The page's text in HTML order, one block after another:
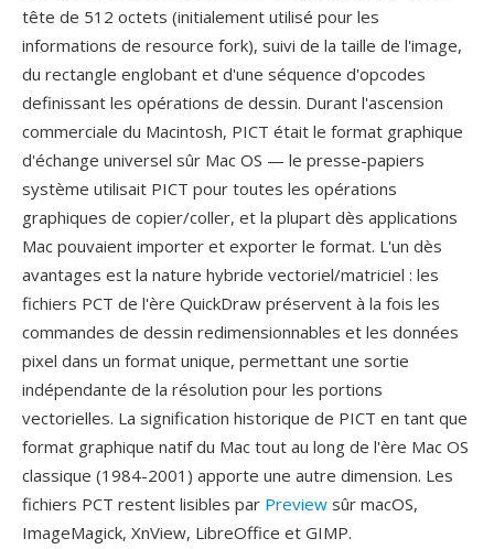
tête de 512 octets (initialement utilisé pour les
informations de resource fork), suivi de la taille de l'image,
du rectangle englobant et d'une séquence d'opcodes
definissant les opérations de dessin. Durant l'ascension
commerciale du Macintosh, PICT était le format graphique
d'échange universel sûr Mac OS — le presse-papiers
système utilisait PICT pour toutes les opérations
graphiques de copier/coller, et la plupart dès applications
Mac pouvaient importer et exporter le format. L'un dès
avantages est la nature hybride vectoriel/matriciel : les
fichiers PCT de l'ère QuickDraw préservent à la fois les
commandes de dessin redimensionnables et les données
pixel dans un format unique, permettant une sortie
indépendante de la résolution pour les portions
vectorielles. La signification historique de PICT en tant que
format graphique natif du Mac tout au long de l'ère Mac OS
classique (1984-2001) apporte une autre dimension. Les
fichiers PCT restent lisibles par Preview sûr macOS,
ImageMagick, XnView, LibreOffice et GIMP.